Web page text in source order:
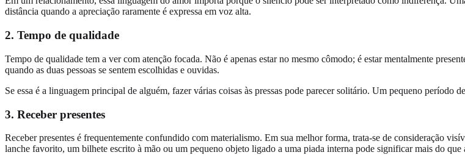
distância quando a apreciação raramente é expressa em voz alta.
2. Tempo de qualidade
Tempo de qualidade tem a ver com atenção focada. Não é apenas estar no mesmo cômodo; é estar mentalmente
quando as duas pessoas se sentem escolhidas e ouvidas.
Se essa é a linguagem principal de alguém, fazer várias coisas às pressas pode parecer solitário. Um pequeno
3. Receber presentes
Receber presentes é frequentemente confundido com materialismo. Em sua melhor forma, trata-se de consideração
lanche favorito, um bilhete escrito à mão ou um pequeno objeto ligado a uma piada interna pode significar mais do que